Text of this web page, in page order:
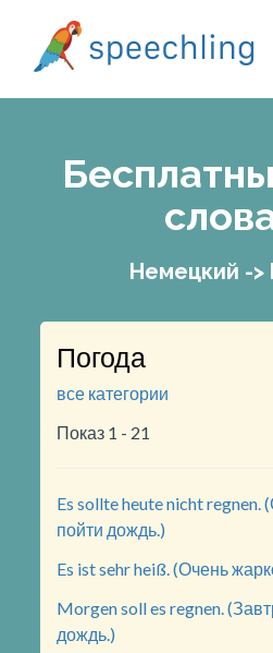
Немецкий ->
Погода
все категории
Показ 1 - 21
Es sollte heute nicht
пойти дождь.)
Es ist sehr heiß. (Очень
Morgen soll es regnen.
дождь.)